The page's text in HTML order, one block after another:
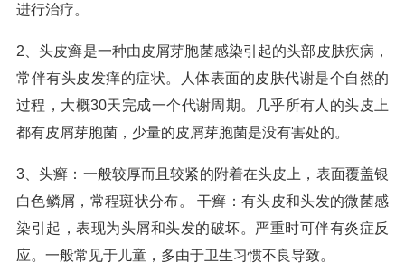
进行治疗。
2、头皮癣是一种由皮屑芽胞菌感染引起的头部皮肤疾病，
常伴有头皮发痒的症状。人体表面的皮肤代谢是个自然的
过程，大概30天完成一个代谢周期。几乎所有人的头皮上
都有皮屑芽胞菌，少量的皮屑芽胞菌是没有害处的。
3、头癣：一般较厚而且较紧的附着在头皮上，表面覆盖银
白色鳞屑，常程斑状分布。 干癣：有头皮和头发的微菌感
染引起，表现为头屑和头发的破坏。严重时可伴有炎症反
应。一般常见于儿童，多由于卫生习惯不良导致。